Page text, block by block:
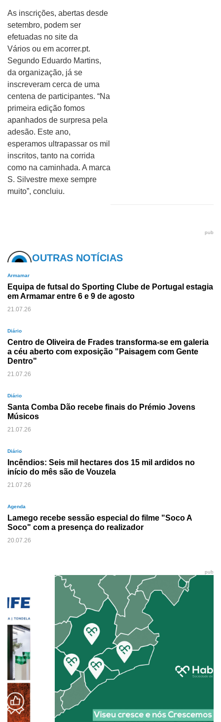
As inscrições, abertas desde
setembro, podem ser
efetuadas no site da
Vários ou em acorrer.pt.
Segundo Eduardo Martins,
da organização, já se
inscreveram cerca de uma
centena de participantes. “Na
primeira edição fomos
apanhados de surpresa pela
adesão. Este ano,
esperamos ultrapassar os mil
inscritos, tanto na corrida
como na caminhada. A marca
S. Silvestre mexe sempre
muito”, concluiu.
pub
OUTRAS NOTÍCIAS
Armamar
Equipa de futsal do Sporting Clube de Portugal estagia
em Armamar entre 6 e 9 de agosto
21.07.26
Diário
Centro de Oliveira de Frades transforma-se em galeria
a céu aberto com exposição "Paisagem com Gente
Dentro"
21.07.26
Diário
Santa Comba Dão recebe finais do Prémio Jovens
Músicos
21.07.26
Diário
Incêndios: Seis mil hectares dos 15 mil ardidos no
início do mês são de Vouzela
21.07.26
Agenda
Lamego recebe sessão especial do filme "Soco A
Soco" com a presença do realizador
20.07.26
pub